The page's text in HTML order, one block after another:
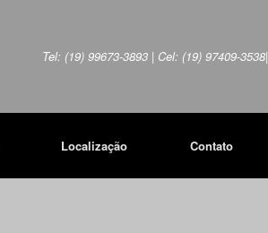
Tel: (19) 99673-3893 | Cel: (19) 97409-
Localização Contato